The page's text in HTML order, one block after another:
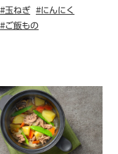
#玉ねぎ
#にんにく
#ご飯もの